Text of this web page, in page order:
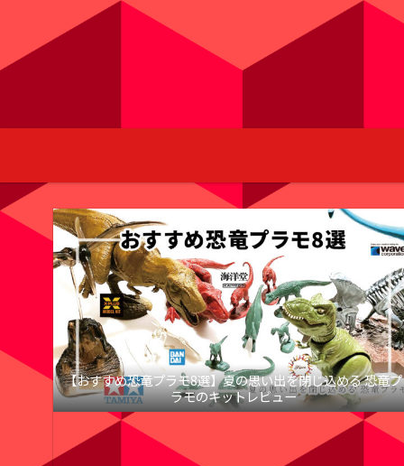
【おすすめ恐竜プラモ8選】夏の思い出を閉じ込める 恐竜プ
ラモのキットレビュー